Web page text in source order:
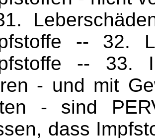
-- 32.
-- 33.
- und mit
- sind
dass